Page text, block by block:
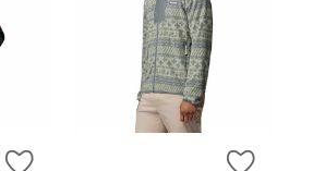
ZUR WUNSCHLISTE HINZUFÜGEN
ZUR